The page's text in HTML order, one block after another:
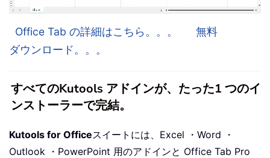
Office Tab の詳細はこちら。。。
無料
ダウンロード。。。
すべてのKutools アドインが、たった1 つのイ
ンストーラーで完結。
Kutools for Officeスイートには、Excel ・Word ・
Outlook ・PowerPoint 用のアドインと Office Tab Pro